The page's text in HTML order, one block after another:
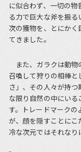
に似合わず、一切の
る力で巨大な斧を振
次の獲物を、とにか
てきました。
また、ガラクは動物
召喚して狩りの相棒
さ」、その人々が持
な限り自然の中にい
す。トレードマークの
が、顔を隠すことに
冷な次元ではそれなり